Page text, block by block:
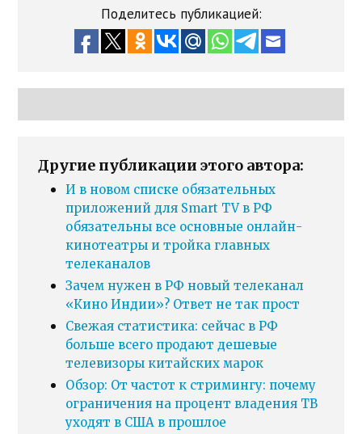
Поделитесь публикацией:
Другие публикации этого автора:
И в новом списке обязательных
приложений для Smart TV в РФ
обязательны все основные онлайн-
кинотеатры и тройка главных
телеканалов
Зачем нужен в РФ новый телеканал
«Кино Индии»? Ответ не так прост
Свежая статистика: сейчас в РФ
больше всего продают дешевые
телевизоры китайских марок
Обзор: От частот к стримингу: почему
ограничения на процент владения ТВ
уходят в США в прошлое